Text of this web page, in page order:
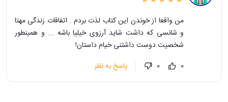
من واقعا از خوندن این کتاب لذت بردم . اتفاقات زندگی مهتا
و شانسی که داشت شاید آرزوی خیلیا باشه ... و همینطور
شخصیت دوست داشتنی خیام داستان!
0
0 پاسخ به نظر